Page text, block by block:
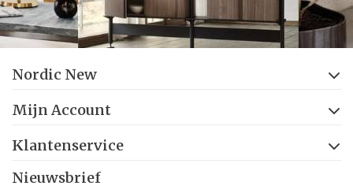
Nordic New
Mijn Account
Klantenservice
Nieuwsbrief